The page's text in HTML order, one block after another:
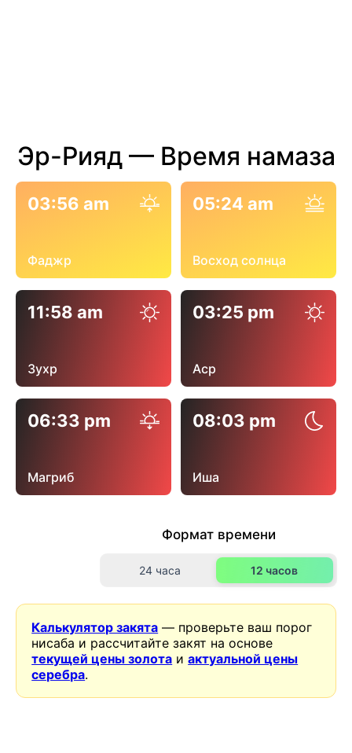
Эр-Рияд — Время намаза
03:56 am
Фаджр
05:24 am
Восход солнца
11:58 am
Зухр
03:25 pm
Аср
06:33 pm
Магриб
08:03 pm
Иша
Формат времени
24 часа 12 часов
Калькулятор закята — проверьте ваш порог
нисаба и рассчитайте закят на основе
текущей цены золота иактуальной цены
серебра.